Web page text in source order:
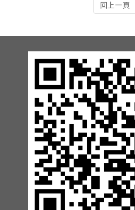
15.周邊配備-安全警示實績
17.周邊配備-方向指示實績
18.周邊配備-車位架實績
20.智能汽機車充電樁設備實績
21.車道資訊看板實績
回上一頁